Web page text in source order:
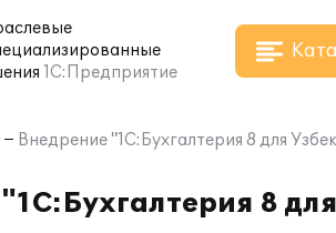
1С:Предприятие
Внедрение "1C:Бухгалтерия 8 для
8